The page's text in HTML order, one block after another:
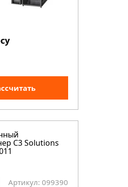
C3 Solutions
Артикул: 099390